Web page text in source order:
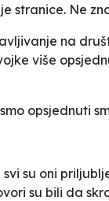
stranice. Ne
na
više
opsjednuti
su oni
su bili da